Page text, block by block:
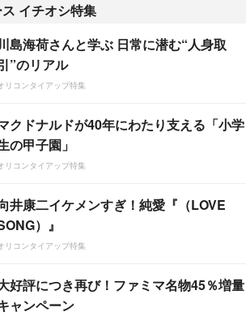
イチオシ特集
島海荷さんと学ぶ 日常に潜む“人身取
”のリアル
リコンタイアップ特集
クドナルドが40年にわたり支える「小学
の甲子園」
リコンタイアップ特集
井康二イケメンすぎ！純愛『（LOVE
）』
リコンタイアップ特集
好評につき再び！ファミマ名物45％増量
ャンペーン